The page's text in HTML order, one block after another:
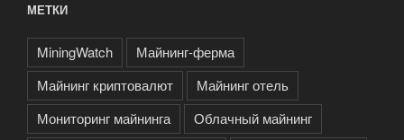
МЕТКИ
MiningWatch
Майнинг-ферма
Майнинг криптовалют
Майнинг отель
Мониторинг майнинга
Облачный майнинг